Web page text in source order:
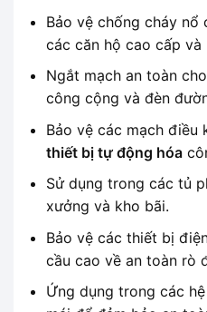
Bảo vệ chống cháy
các căn hộ cao cấp và
Ngắt mạch an toàn
công cộng và đèn
Bảo vệ các mạch điều
thiết bị tự động hóa
Sử dụng trong các tủ
xưởng và kho bãi.
Bảo vệ các thiết bị
cầu cao về an toàn rò
Ứng dụng trong các